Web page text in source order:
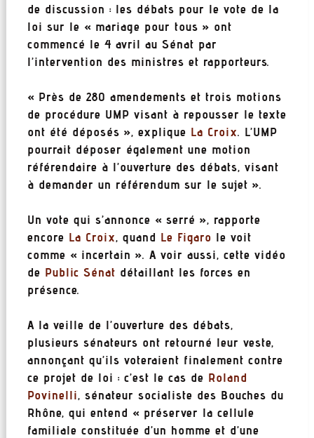
de discussion : les débats pour le vote de la
loi sur le « mariage pour tous » ont
commencé le 4 avril au Sénat par
l’intervention des ministres et rapporteurs.
« Près de 280 amendements et trois motions
de procédure UMP visant à repousser le texte
ont été déposés », explique La Croix. L’UMP
pourrait déposer également une motion
référendaire à l’ouverture des débats, visant
à demander un référendum sur le sujet ».
Un vote qui s’annonce « serré », rapporte
encore La Croix, quand Le Figaro le voit
comme « incertain ». A voir aussi, cette vidéo
de Public Sénat détaillant les forces en
présence.
A la veille de l’ouverture des débats,
plusieurs sénateurs ont retourné leur veste,
annonçant qu’ils voteraient finalement contre
ce projet de loi : c’est le cas de Roland
Povinelli, sénateur socialiste des Bouches du
Rhône, qui entend « préserver la cellule
familiale constituée d’un homme et d’une